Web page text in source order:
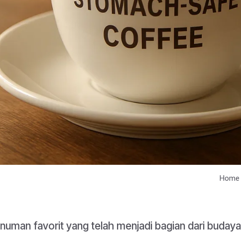
Home
favorit yang telah menjadi bagian dari